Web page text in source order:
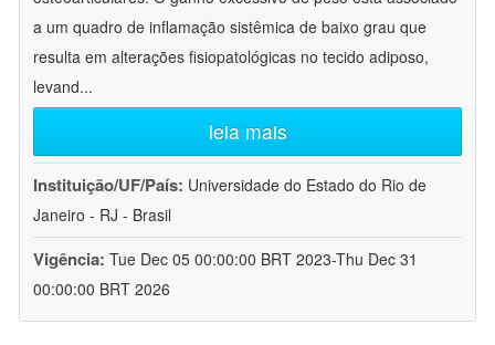
a um quadro de inflamação sistêmica de baixo grau que
resulta em alterações fisiopatológicas no tecido adiposo,
levand...
leia mais
Instituição/UF/País: Universidade do Estado do Rio de
Janeiro - RJ - Brasil
Vigência: Tue Dec 05 00:00:00 BRT 2023-Thu Dec 31
00:00:00 BRT 2026